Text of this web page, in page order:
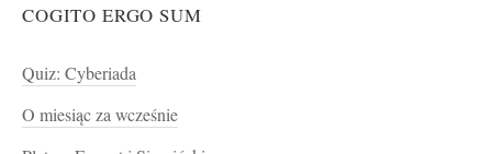
COGITO ERGO SUM
Quiz: Cyberiada
O miesiąc za wcześnie